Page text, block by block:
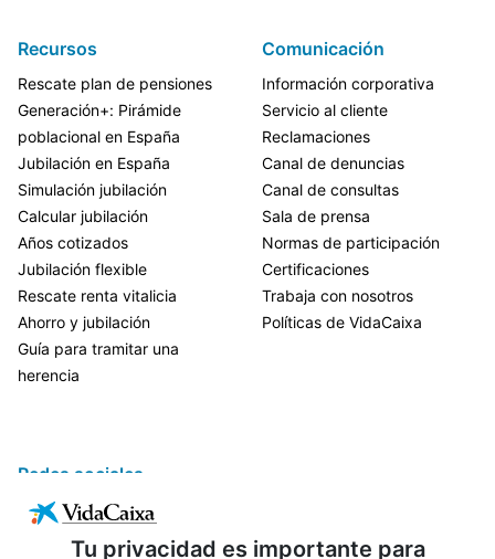
Tu privacidad es importante para
Recursos
Rescate plan de pensiones
Generación+: Pirámide
poblacional en España
Jubilación en España
Simulación jubilación
Calcular jubilación
Años cotizados
Jubilación flexible
Rescate renta vitalicia
Ahorro y jubilación
Guía para tramitar una
herencia
Comunicación
Información corporativa
Servicio al cliente
Reclamaciones
Canal de denuncias
Canal de consultas
Sala de prensa
Normas de participación
Certificaciones
Trabaja con nosotros
Políticas de VidaCaixa
Redes sociales